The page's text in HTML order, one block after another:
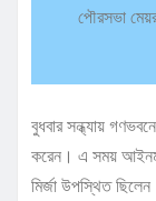
পৌরসভা
বুধবার সন্ধ্যায়
করেন। এ সময়
মির্জা উপস্থিত